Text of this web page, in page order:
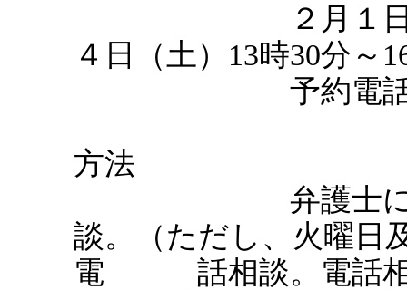
２月１日（水
４日（土）13時30分～
予約電話
方法
弁護士によ
談。（ただし、火曜日
電 話相談。電話相